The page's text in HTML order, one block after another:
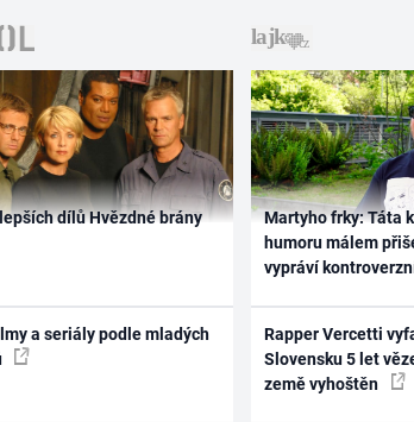
dílů Hvězdné brány
a seriály podle mladých
Martyho frky: Táta
humoru málem
vypráví
Rapper Vercetti
Slovensku 5 let
země vyhoštěn